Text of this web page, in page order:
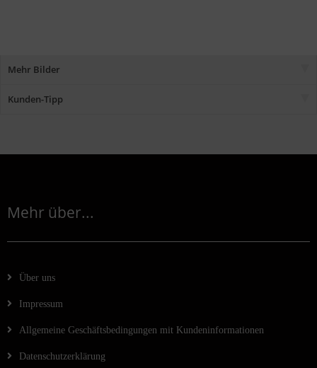
Mehr Bilder
Kunden-Tipp
Mehr über...
Über uns
Impressum
Allgemeine Geschäftsbedingungen mit Kundeninformationen
Datenschutzerklärung